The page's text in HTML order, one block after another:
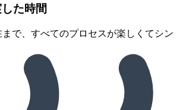
た時間
で、すべてのプロセスが楽しくてシン